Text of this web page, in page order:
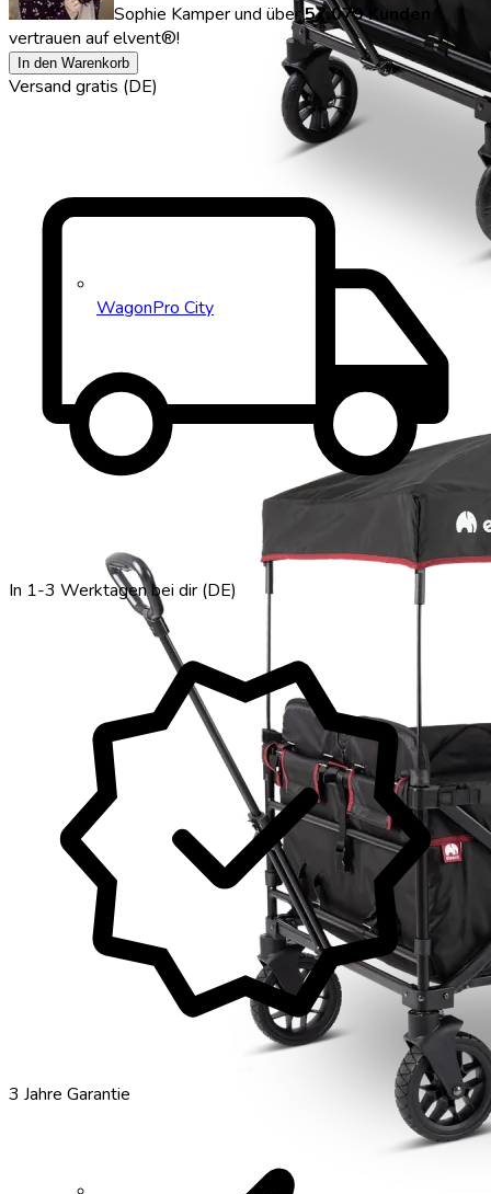
WagonPro City
Sophie Kamperund über57.079 Kunden
vertrauen auf elvent®!
In den Warenkorb
Versand gratis (DE)
local_shipping
In 1-3 Werktagen bei dir (DE)
verified
3 Jahre Garantie